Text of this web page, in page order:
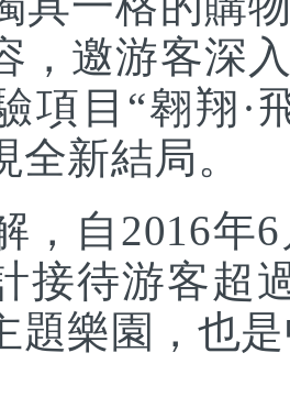
，邀游客深
項目“翱翔·
全新結局。
自2016年6
接待游客超
題樂園，也